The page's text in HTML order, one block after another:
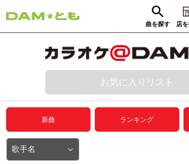
曲を探す 店
動画からさがす
ログイン
プレミアムサービス
DAM★とも動画
お気に入りリスト
新曲 ランキング